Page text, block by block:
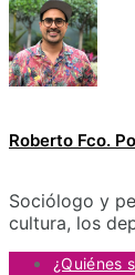
Roberto Fco.
Sociólogo y
cultura, los
¿Quiénes